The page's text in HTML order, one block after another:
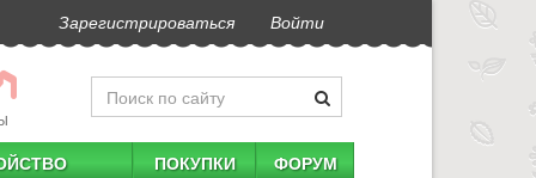
Зарегистрироваться Войти
ПОКУПКИ ФОРУМ